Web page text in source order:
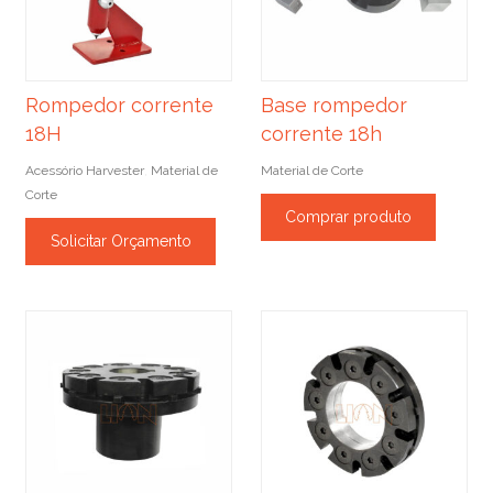
Rompedor corrente
18H
Acessório Harvester Material de
Corte
Solicitar Orçamento
Base rompedor
corrente 18h
Material de Corte
Comprar produto